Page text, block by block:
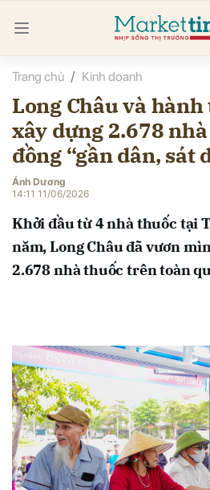
Trang chủ Kinh doanh
Long Châu và
xây dựng 2.678
đồng “gần dân, sát
Ánh Dương
14:11 11/06/2026
Khởi đầu từ 4 nhà thuốc tại
năm, Long Châu đã vươn
2.678 nhà thuốc trên toàn
luận